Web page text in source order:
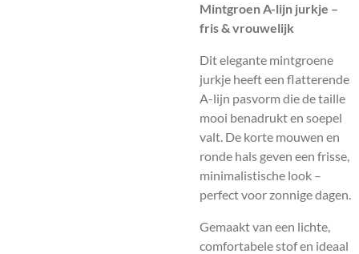
Mintgroen A-lijn jurkje –
fris & vrouwelijk
Dit elegante mintgroene
jurkje heeft een flatterende
A-lijn pasvorm die de taille
mooi benadrukt en soepel
valt. De korte mouwen en
ronde hals geven een frisse,
minimalistische look –
perfect voor zonnige dagen.
Gemaakt van een lichte,
comfortabele stof en ideaal